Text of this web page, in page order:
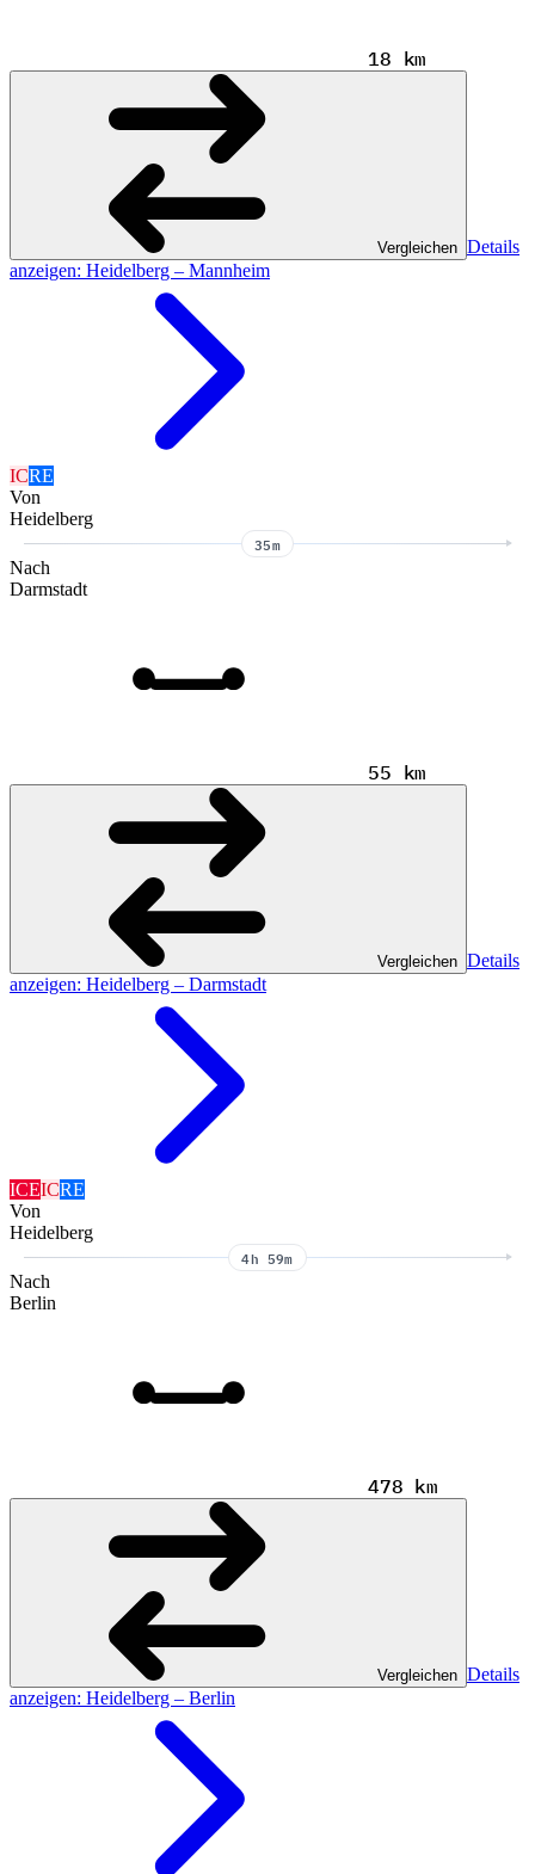
18 km
Vergleichen Details
anzeigen: Heidelberg – Mannheim
ICRE
Von
Heidelberg
35m
Nach
Darmstadt
55 km
Vergleichen Details
anzeigen: Heidelberg – Darmstadt
ICEICRE
Von
Heidelberg
4h 59m
Nach
Berlin
478 km
Vergleichen Details
anzeigen: Heidelberg – Berlin